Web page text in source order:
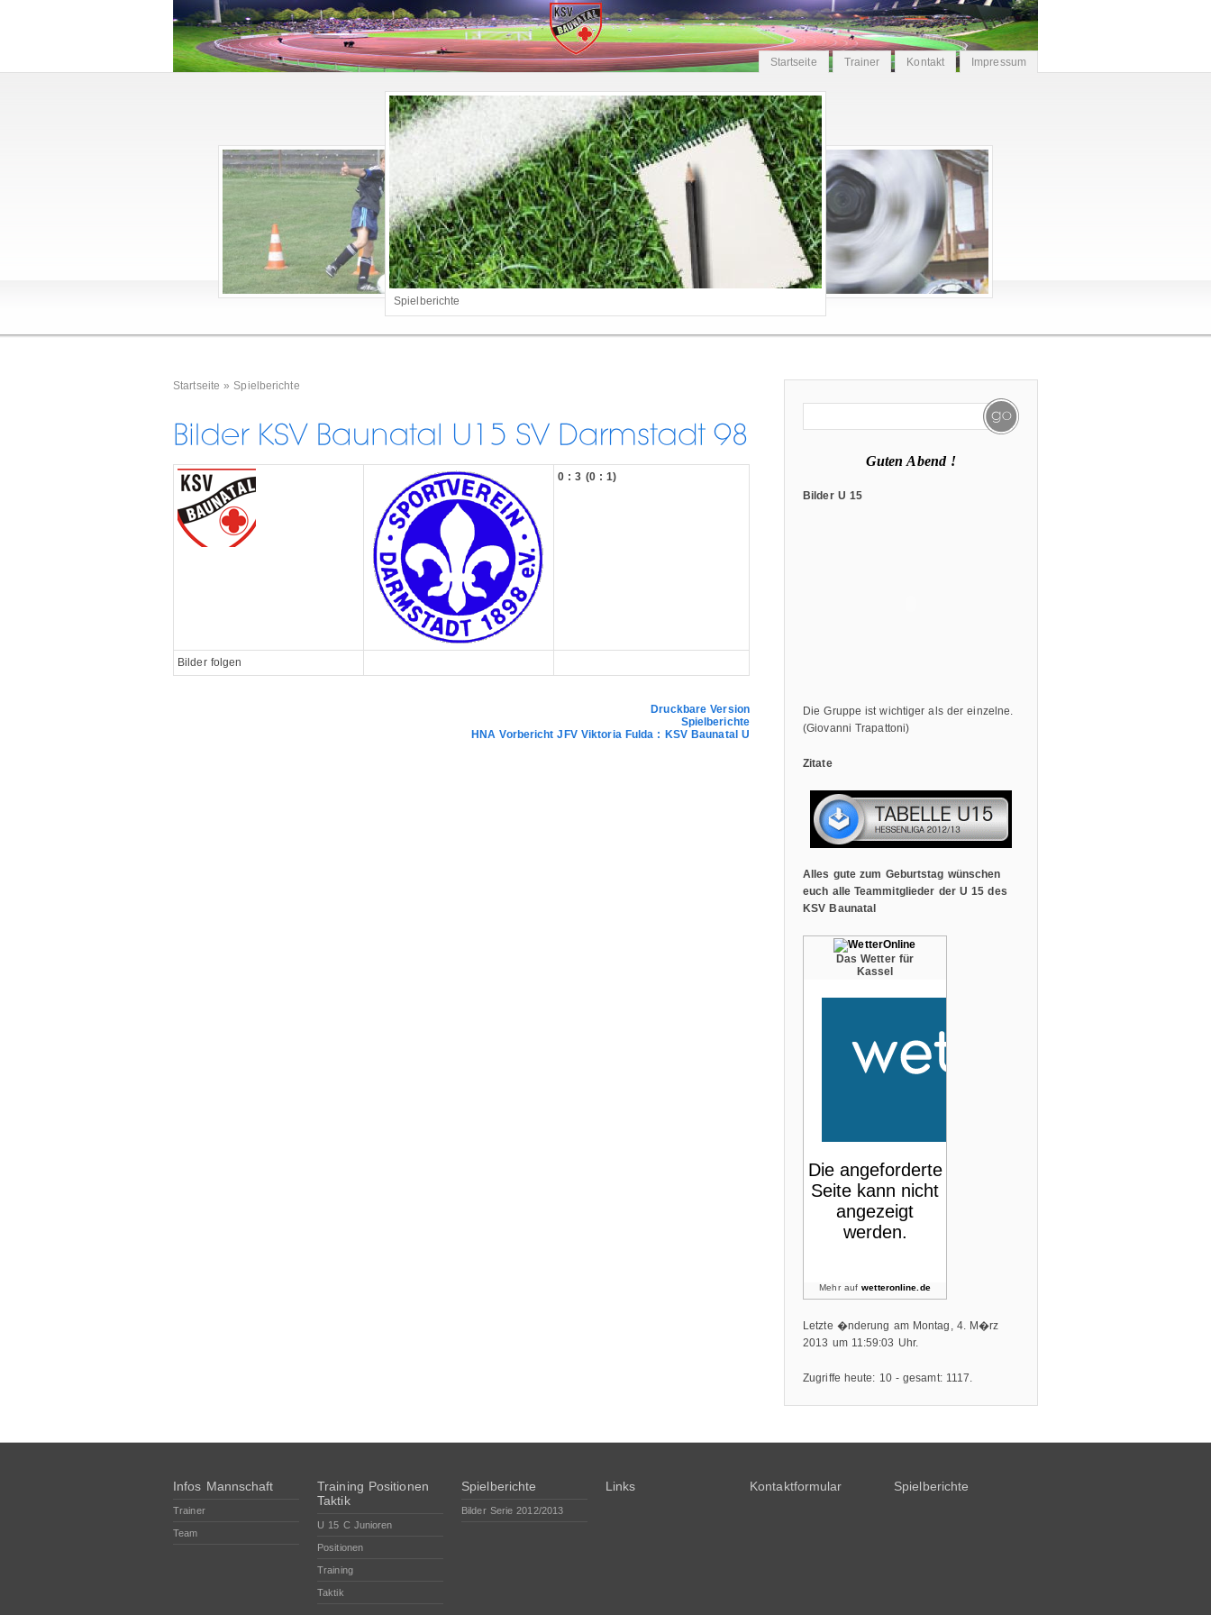
Impressum
Kontakt
Trainer
Startseite
Spielberichte
Startseite » Spielberichte
0 : 3 (0 : 1)
Bilder folgen
Druckbare Version
Spielberichte
HNA Vorbericht JFV Viktoria Fulda : KSV Baunatal U
Guten Abend !
Bilder U 15
Die Gruppe ist wichtiger als der einzelne.
(Giovanni Trapattoni)
Zitate
Alles gute zum Geburtstag wünschen
euch alle Teammitglieder der U 15 des
KSV Baunatal
Das Wetter für
Kassel
Mehr aufwetteronline.de
Letzte �nderung am Montag, 4. M�rz
2013 um 11:59:03 Uhr.
Zugriffe heute: 10 - gesamt: 1117.
Infos Mannschaft
Trainer
Team
Training Positionen
Taktik
U 15 C Junioren
Positionen
Training
Taktik
Spielberichte
Bilder Serie 2012/2013
Links Kontaktformular Spielberichte